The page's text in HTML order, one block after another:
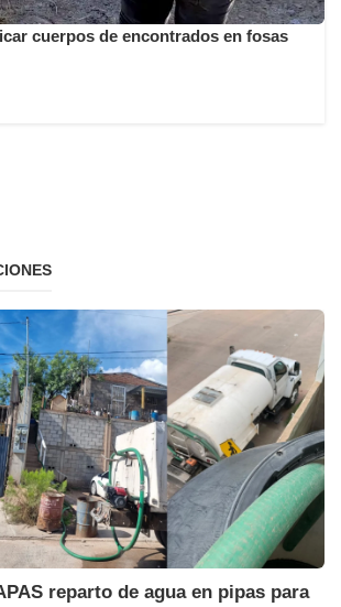
cuerpos de encontrados en fosas
reparto de agua en pipas para